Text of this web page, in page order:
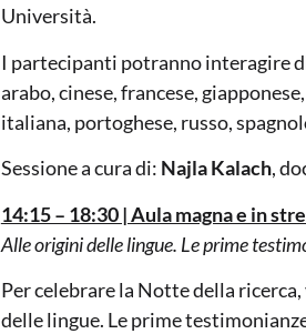
Università.
I partecipanti potranno interagire
arabo, cinese, francese,
italiana, portoghese, russo,
Sessione a cura di: Najla Kalach,
14:15 – 18:30 | Aula magna e in
Alle origini delle lingue. Le prime
Per celebrare la Notte della
delle lingue. Le prime